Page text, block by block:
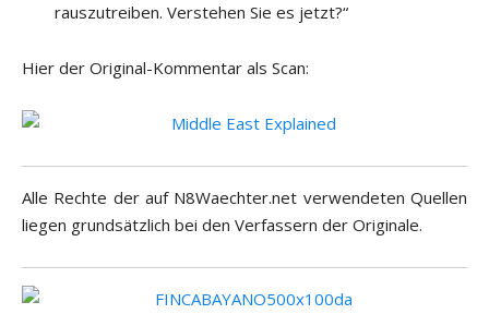
rauszutreiben. Verstehen Sie es jetzt?“
Hier der Original-Kommentar als Scan:
Alle Rechte der auf N8Waechter.net verwendeten Quellen
liegen grundsätzlich bei den Verfassern der Originale.